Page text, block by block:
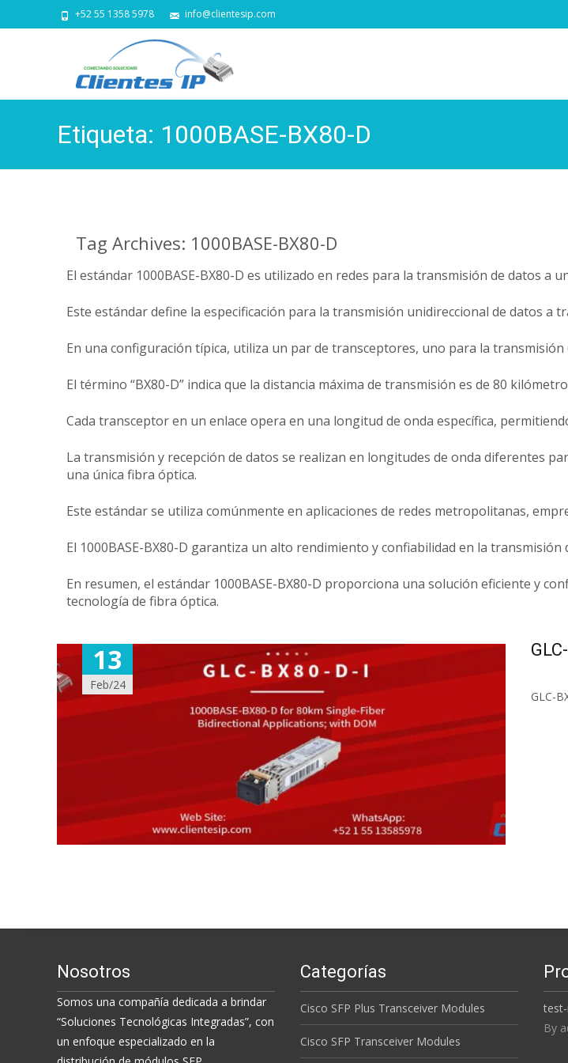
+52 55 1358 5978 info@clientesip.com
Etiqueta: 1000BASE-BX80-D
Tag Archives: 1000BASE-BX80-D
El estándar 1000BASE-BX80-D es utilizado en redes para la transmisión de datos a
Este estándar define la especificación para la transmisión unidireccional de datos a
En una configuración típica, utiliza un par de transceptores, uno para la transmisión
El término “BX80-D” indica que la distancia máxima de transmisión es de 80
Cada transceptor en un enlace opera en una longitud de onda específica,
La transmisión y recepción de datos se realizan en longitudes de onda diferentes
una única fibra óptica.
Este estándar se utiliza comúnmente en aplicaciones de redes metropolitanas,
El 1000BASE-BX80-D garantiza un alto rendimiento y confiabilidad en la
En resumen, el estándar 1000BASE-BX80-D proporciona una solución eficiente y
tecnología de fibra óptica.
13
Feb/24
GLC-
Nosotros
Somos una compañía dedicada a brindar
“Soluciones Tecnológicas Integradas”, con
un enfoque especializado en la
Categorías
Cisco SFP Plus Transceiver Modules
Cisco SFP Transceiver Modules
By